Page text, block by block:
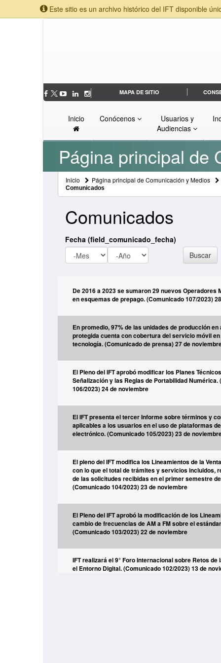
Este sitio es un archivo histórico del IFT disponible
MAPA DE SITIO
Inicio Conócenos
Usuarios y
Audiencias
Página principal de
Inicio Página principal de Comunicación y Medios
Comunicados
Comunicados
Fecha (field_comunicado_fecha)
Mes
Año Buscar
De 2016 a 2023 se sumaron 29 nuevos Operadores
en esquemas de prepago. (Comunicado 107/2023)
En promedio, 97% de las unidades de producción
protegida cuenta con cobertura del servicio móvil
tecnología. (Comunicado de prensa) 27 de
El Pleno del IFT aprobó modificar los Planes
Señalización y las Reglas de Portabilidad Numérica.
106/2023) 24 de noviembre
El IFT presenta el tercer Informe sobre términos y
aplicables a los usuarios en el uso de plataformas
electrónico. (Comunicado 105/2023) 23 de
El pleno del IFT modifica los Lineamientos de la
con lo que el total de trámites y servicios incluidos,
de las solicitudes recibidas en el primer semestre
(Comunicado 104/2023) 23 de noviembre
El Pleno del IFT aprobó la modificación de los
cambio de frecuencias de AM a FM sobre el
(Comunicado 103/2023) 22 de noviembre
IFT realizará el 9° Foro Internacional sobre Retos de
el Entorno Digital. (Comunicado 102/2023) 13 de